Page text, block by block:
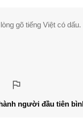
gõ tiếng Việt có dấu.
người đầu tiên